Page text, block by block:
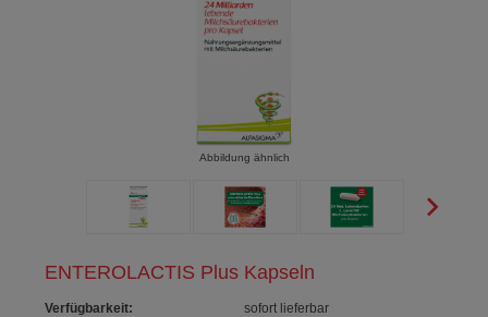
ENTEROLACTIS Plus Kapseln
Verfügbarkeit:
sofort lieferbar
Abbildung ähnlich